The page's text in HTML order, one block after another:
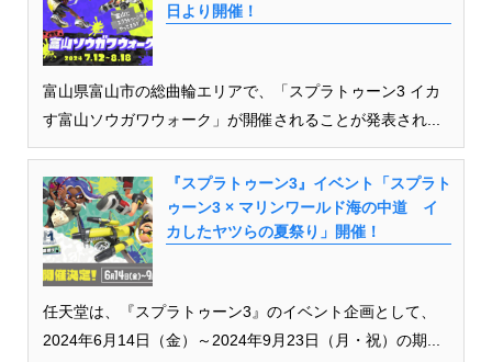
日より開催！
富山県富山市の総曲輪エリアで、「スプラトゥーン3 イカ
す富山ソウガワウォーク」が開催されることが発表され...
『スプラトゥーン3』イベント「スプラト
ゥーン3 × マリンワールド海の中道 イ
カしたヤツらの夏祭り」開催！
任天堂は、『スプラトゥーン3』のイベント企画として、
2024年6月14日（金）～2024年9月23日（月・祝）の期...